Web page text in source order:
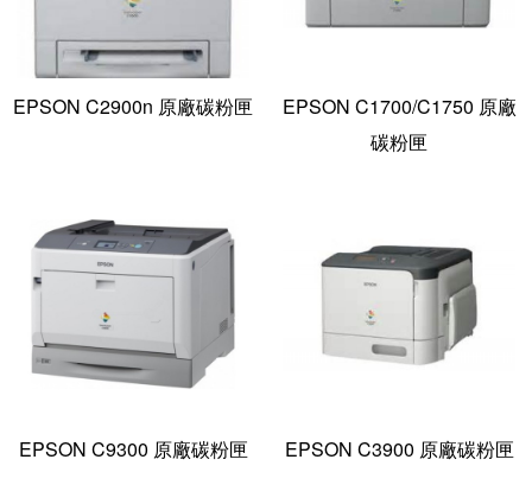
EPSON C2900n 原廠碳粉匣
EPSON C1700/C1750 原廠
碳粉匣
EPSON C9300 原廠碳粉匣 EPSON C3900 原廠碳粉匣